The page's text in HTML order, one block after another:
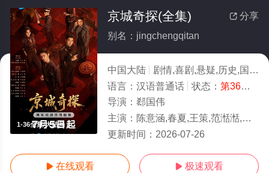
1-36全集/大结局
 分享
京城奇探(全集)
别名：jingchengqitan
中国大陆 剧情,喜剧,悬疑,历史,国产
语言： 汉语普通话 状态： 第36集已完结
导演： 郄国伟
主演： 陈意涵,春夏,王策,范湉湉,冯雷,于欣禾,杨凯程,马思超,孟鹤堂,翟子路,周九良,小爱
更新时间： 2026-07-26
 在线观看  极速观看